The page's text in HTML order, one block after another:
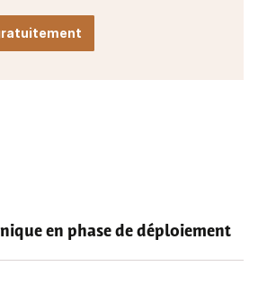
en phase de déploiement